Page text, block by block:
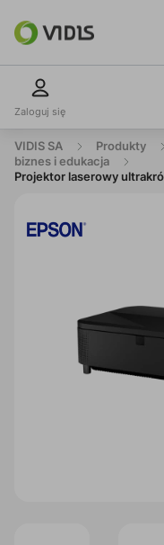
Zaloguj się
VIDIS SA Produkty
biznes i edukacja
Projektor laserowy